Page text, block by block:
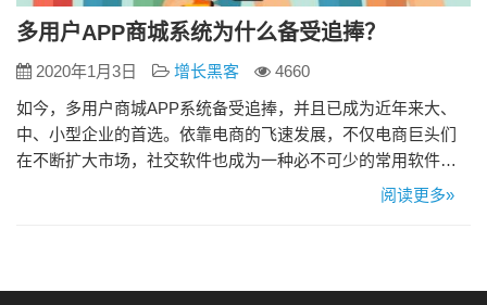
多用户APP商城系统为什么备受追捧？
2020年1月3日 增长黑客
4660
如今，多用户商城APP系统备受追捧，并且已成为近年来大、
中、小型企业的首选。依靠电商的飞速发展，不仅电商巨头们
在不断扩大市场，社交软件也成为一种必不可少的常用软件。
为了响应节日的人潮涌动，许多商家绞尽脑汁想出了出奇的招
上集成，并取得巨大…
阅读更多»